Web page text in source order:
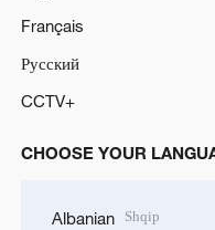
Français
Русский
CCTV+
CHOOSE YOUR
Albanian Shqip